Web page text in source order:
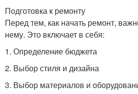
Подготовка к ремонту
Перед тем, как начать ремонт,
нему. Это включает в себя:
1. Определение бюджета
2. Выбор стиля и дизайна
3. Выбор материалов и